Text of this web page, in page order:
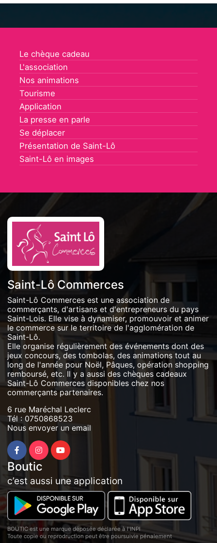
Le chèque cadeau
L'association
Nos animations
Tourisme
Application
La presse en parle
Se déplacer
Présentation de Saint-Lô
Saint-Lô en images
Saint-Lô Commerces
Saint-Lô Commerces est une association de
commerçants, d'artisans et d'entrepreneurs du pays
Saint-Lois. Elle vise à dynamiser, promouvoir et animer
le commerce sur le territoire de l'agglomération de
Saint-Lô.
Elle organise régulièrement des événements dont des
jeux concours, des tombolas, des animations tout au
long de l'année pour Noël, Pâques, opération shopping
remboursé, etc. Il y a aussi des chèques cadeaux
Saint-Lô Commerces disponibles chez nos
commerçants partenaires.
6 rue Maréchal Leclerc
Tél : 0750868523
Nous envoyer un email
Boutic
c’est aussi une application
BOUTIC est une marque déposée déclarée à l'INPI
Toute copie ou reprodruction peut être poursuivie pénalement